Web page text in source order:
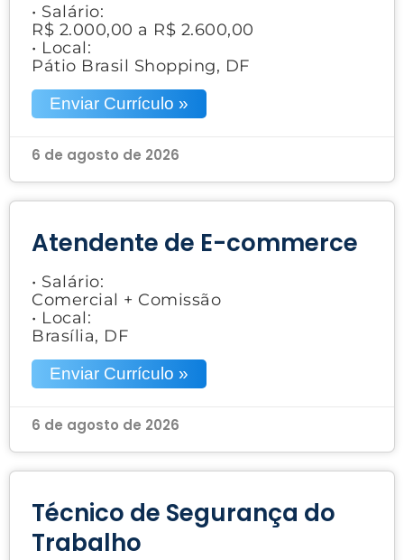
• Salário:
R$ 2.000,00 a R$ 2.600,00
• Local:
Pátio Brasil Shopping, DF
Enviar Currículo »
6 de agosto de 2026
Atendente de E-commerce
• Salário:
Comercial + Comissão
• Local:
Brasília, DF
Enviar Currículo »
6 de agosto de 2026
Técnico de Segurança do
Trabalho